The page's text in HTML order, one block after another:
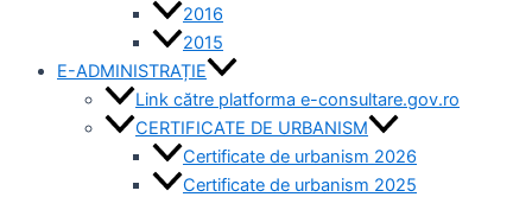
2016
2015
E-ADMINISTRAȚIE
Link către platforma e-consultare.gov.ro
CERTIFICATE DE URBANISM
Certificate de urbanism 2026
Certificate de urbanism 2025